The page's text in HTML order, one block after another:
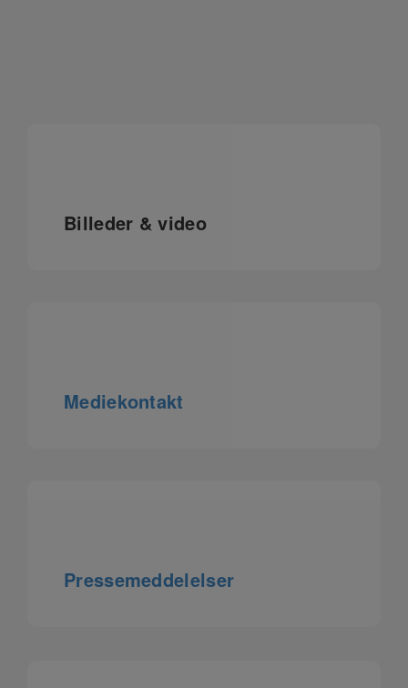
Billeder & video
Mediekontakt
Pressemeddelelser